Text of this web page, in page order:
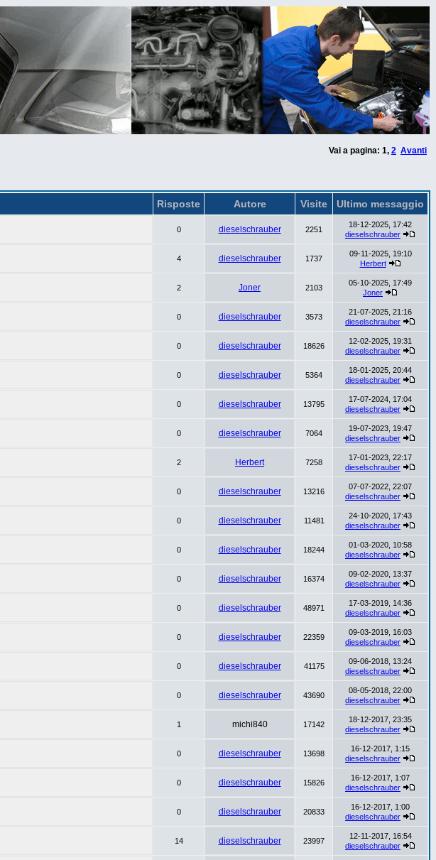
Vai a pagina: 1, 2 Avanti
Risposte Autore Visite Ultimo messaggio
0 dieselschrauber 2251
18-12-2025, 17:42
dieselschrauber
4 dieselschrauber 1737
09-11-2025, 19:10
Herbert
2 Joner 2103
05-10-2025, 17:49
Joner
0 dieselschrauber 3573
21-07-2025, 21:16
dieselschrauber
0 dieselschrauber 18626
12-02-2025, 19:31
dieselschrauber
0 dieselschrauber 5364
18-01-2025, 20:44
dieselschrauber
0 dieselschrauber 13795
17-07-2024, 17:04
dieselschrauber
0 dieselschrauber 7064
19-07-2023, 19:47
dieselschrauber
2 Herbert 7258
17-01-2023, 22:17
dieselschrauber
0 dieselschrauber 13216
07-07-2022, 22:07
dieselschrauber
0 dieselschrauber 11481
24-10-2020, 17:43
dieselschrauber
0 dieselschrauber 18244
01-03-2020, 10:58
dieselschrauber
0 dieselschrauber 16374
09-02-2020, 13:37
dieselschrauber
0 dieselschrauber 48971
17-03-2019, 14:36
dieselschrauber
0 dieselschrauber 22359
09-03-2019, 16:03
dieselschrauber
0 dieselschrauber 41175
09-06-2018, 13:24
dieselschrauber
0 dieselschrauber 43690
08-05-2018, 22:00
dieselschrauber
1 michi840 17142
18-12-2017, 23:35
dieselschrauber
0 dieselschrauber 13698
16-12-2017, 1:15
dieselschrauber
0 dieselschrauber 15826
16-12-2017, 1:07
dieselschrauber
0 dieselschrauber 20833
16-12-2017, 1:00
dieselschrauber
14 dieselschrauber 23997
12-11-2017, 16:54
dieselschrauber